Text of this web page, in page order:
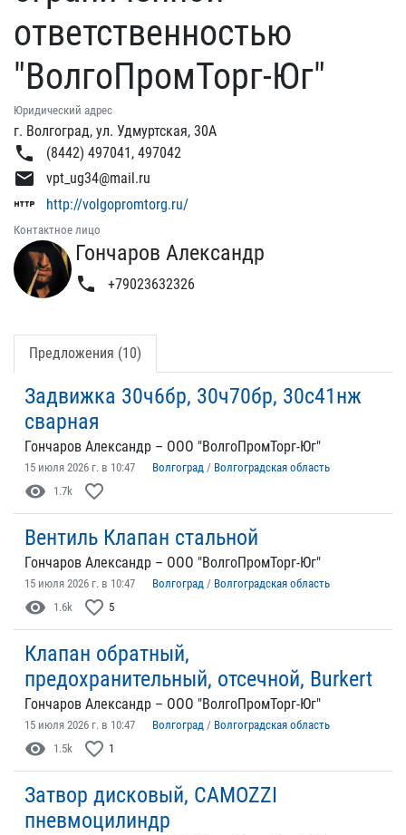
ответственностью
"ВолгоПромТорг-Юг"
Юридический адрес
г. Волгоград, ул. Удмуртская, 30А
phone (8442) 497041, 497042
email vpt_ug34@mail.ru
http http://volgopromtorg.ru/
Контактное лицо
Гончаров Александр
phone +79023632326
Предложения (10)
Задвижка 30ч6бр, 30ч70бр, 30с41нж
сварная
Гончаров Александр – ООО "ВолгоПромТорг-Юг"
15 июля 2026 г. в 10:47 Волгоград / Волгоградская область
visibility 1.7k favorite_border
Вентиль Клапан стальной
Гончаров Александр – ООО "ВолгоПромТорг-Юг"
15 июля 2026 г. в 10:47 Волгоград / Волгоградская область
visibility 1.6k favorite_border 5
Клапан обратный,
предохранительный, отсечной, Burkert
Гончаров Александр – ООО "ВолгоПромТорг-Юг"
15 июля 2026 г. в 10:47 Волгоград / Волгоградская область
visibility 1.5k favorite_border 1
Затвор дисковый, CAMOZZI
пневмоцилиндр